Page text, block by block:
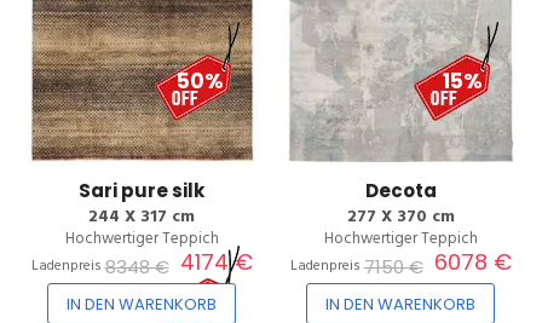
50%
Sari pure silk
244 X 317 cm
Hochwertiger Teppich
Ladenpreis8348 € 4174 €
IN DEN WARENKORB
15%
Decota
277 X 370 cm
Hochwertiger Teppich
Ladenpreis7150 € 6078 €
IN DEN WARENKORB
20%